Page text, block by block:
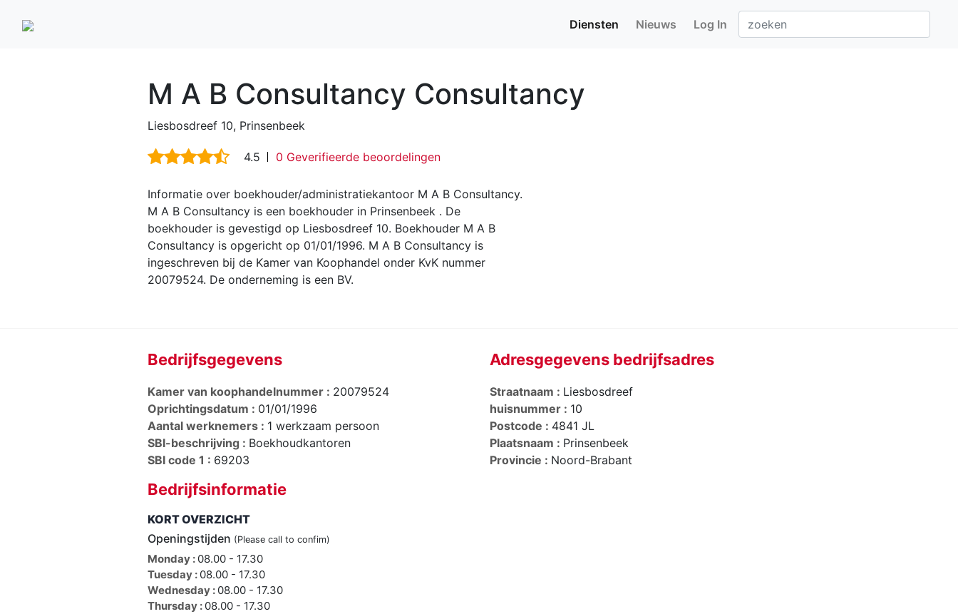
Diensten Nieuws Log In
M A B Consultancy Consultancy
Liesbosdreef 10, Prinsenbeek
4.5 0 Geverifieerde beoordelingen
Informatie over boekhouder/administratiekantoor M A B Consultancy.
M A B Consultancy is een boekhouder in Prinsenbeek . De
boekhouder is gevestigd op Liesbosdreef 10. Boekhouder M A B
Consultancy is opgericht op 01/01/1996. M A B Consultancy is
ingeschreven bij de Kamer van Koophandel onder KvK nummer
20079524. De onderneming is een BV.
Bedrijfsgegevens
Kamer van koophandelnummer : 20079524
Oprichtingsdatum : 01/01/1996
Aantal werknemers : 1 werkzaam persoon
SBI-beschrijving : Boekhoudkantoren
SBI code 1 : 69203
Adresgegevens bedrijfsadres
Straatnaam : Liesbosdreef
huisnummer : 10
Postcode : 4841 JL
Plaatsnaam : Prinsenbeek
Provincie : Noord-Brabant
Bedrijfsinformatie
KORT OVERZICHT
Openingstijden (Please call to confim)
Monday : 08.00 - 17.30
Tuesday : 08.00 - 17.30
Wednesday : 08.00 - 17.30
Thursday : 08.00 - 17.30